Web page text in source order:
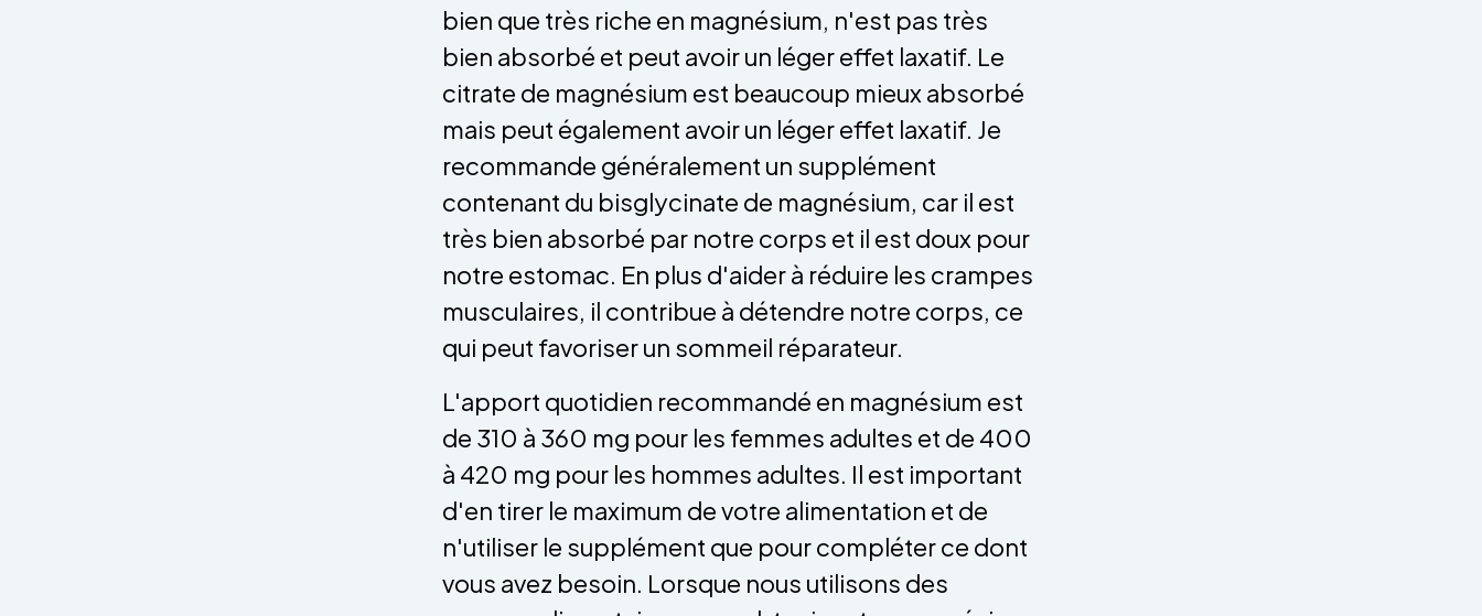
bien que très riche en magnésium, n'est pas très
bien absorbé et peut avoir un léger effet laxatif. Le
citrate de magnésium est beaucoup mieux absorbé
mais peut également avoir un léger effet laxatif. Je
recommande généralement un supplément
contenant du bisglycinate de magnésium, car il est
très bien absorbé par notre corps et il est doux pour
notre estomac. En plus d'aider à réduire les crampes
musculaires, il contribue à détendre notre corps, ce
qui peut favoriser un sommeil réparateur.
L'apport quotidien recommandé en magnésium est
de 310 à 360 mg pour les femmes adultes et de 400
à 420 mg pour les hommes adultes. Il est important
d'en tirer le maximum de votre alimentation et de
n'utiliser le supplément que pour compléter ce dont
vous avez besoin. Lorsque nous utilisons des